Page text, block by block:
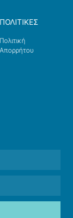
ΠΟΛΙΤΙΚΕΣ
Πολιτική
Απορρήτου